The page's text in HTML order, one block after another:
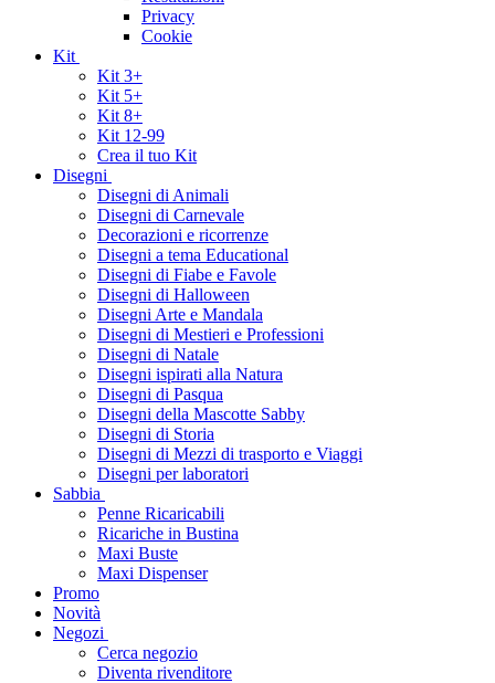
Privacy
Cookie
Kit
Kit 3+
Kit 5+
Kit 8+
Kit 12-99
Crea il tuo Kit
Disegni
Disegni di Animali
Disegni di Carnevale
Decorazioni e ricorrenze
Disegni a tema Educational
Disegni di Fiabe e Favole
Disegni di Halloween
Disegni Arte e Mandala
Disegni di Mestieri e Professioni
Disegni di Natale
Disegni ispirati alla Natura
Disegni di Pasqua
Disegni della Mascotte Sabby
Disegni di Storia
Disegni di Mezzi di trasporto e Viaggi
Disegni per laboratori
Sabbia
Penne Ricaricabili
Ricariche in Bustina
Maxi Buste
Maxi Dispenser
Promo
Novità
Negozi
Cerca negozio
Diventa rivenditore